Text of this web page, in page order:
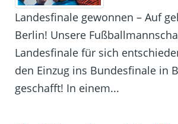
Landesfinale gewonnen – Auf
Berlin! Unsere
Landesfinale für sich
den Einzug ins Bundesfinale in
geschafft! In einem...